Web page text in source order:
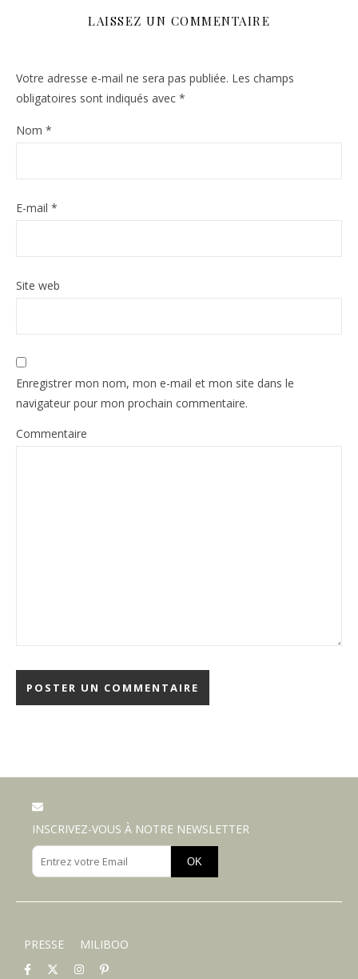
LAISSEZ UN COMMENTAIRE
Votre adresse e-mail ne sera pas publiée. Les champs
obligatoires sont indiqués avec *
Nom *
E-mail *
Site web
Enregistrer mon nom, mon e-mail et mon site dans le
navigateur pour mon prochain commentaire.
Commentaire
INSCRIVEZ-VOUS À NOTRE NEWSLETTER
OK
PRESSE MILIBOO